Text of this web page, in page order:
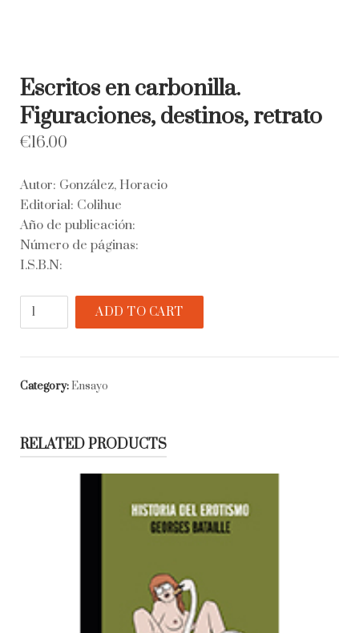
Escritos en carbonilla.
Figuraciones, destinos, retrato
€16.00
Autor: González, Horacio
Editorial: Colihue
Año de publicación:
Número de páginas:
I.S.B.N:
Escritos
Figuraciones,
destinos,
retrato
ADD TO CART
Category:Ensayo
RELATED PRODUCTS